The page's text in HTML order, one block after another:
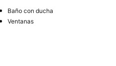
Baño con ducha
Ventanas